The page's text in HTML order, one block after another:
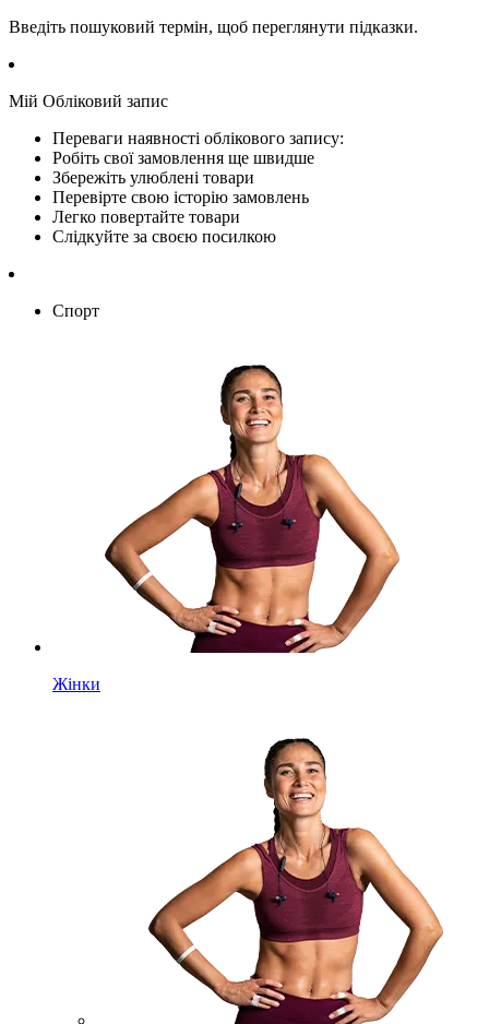
Введіть пошуковий термін, щоб переглянути підказки.
Мій Обліковий запис
Переваги наявності облікового запису:
Робіть свої замовлення ще швидше
Збережіть улюблені товари
Перевірте свою історію замовлень
Легко повертайте товари
Слідкуйте за своєю посилкою
Спорт
Жінки